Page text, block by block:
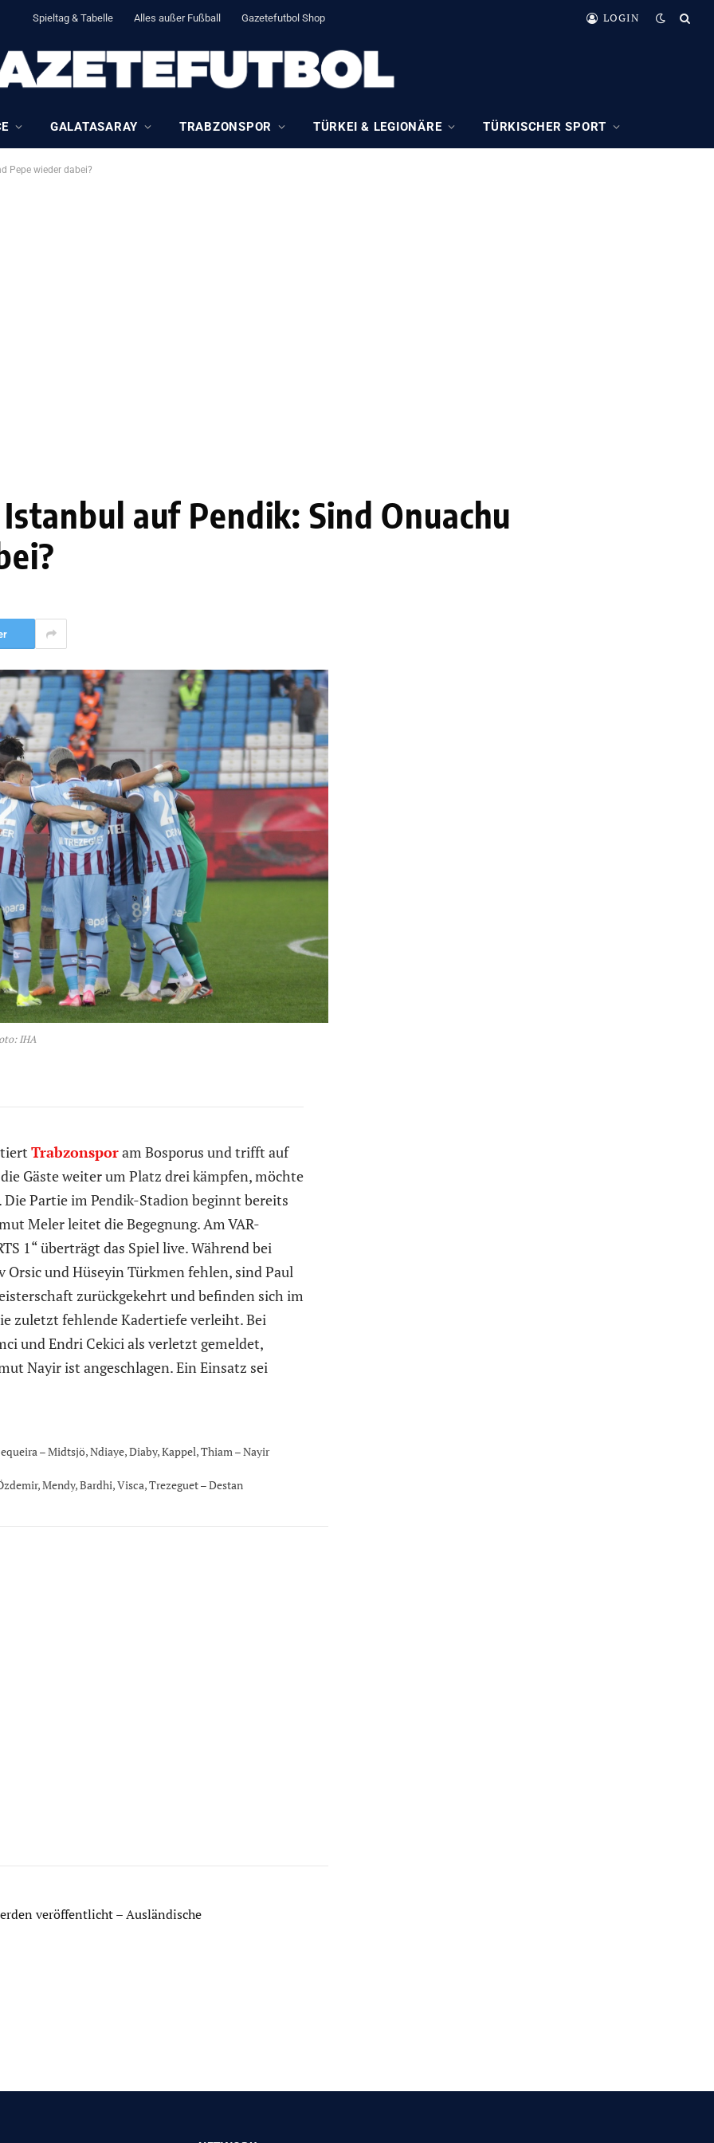
Spieltag & Tabelle Alles außer Fußball Gazetefutbol Shop LOGIN
GALATASARAY TRABZONSPOR TÜRKEI & LEGIONÄRE TÜRKISCHER SPORT
Pepe wieder dabei?
auf Pendik: Sind Onuachu
IHA
Trabzonsporam Bosporus und trifft auf
Gäste weiter um Platz drei kämpfen, möchte
Partie im Pendik-Stadion beginnt bereits
Meler leitet die Begegnung. Am VAR-
1“ überträgt das Spiel live. Während bei
und Hüseyin Türkmen fehlen, sind Paul
zurückgekehrt und befinden sich im
zuletzt fehlende Kadertiefe verleiht. Bei
und Endri Cekici als verletzt gemeldet,
Nayir ist angeschlagen. Ein Einsatz sei
– Midtsjö, Ndiaye, Diaby, Kappel, Thiam – Nayir
Mendy, Bardhi, Visca, Trezeguet – Destan
veröffentlicht – Ausländische